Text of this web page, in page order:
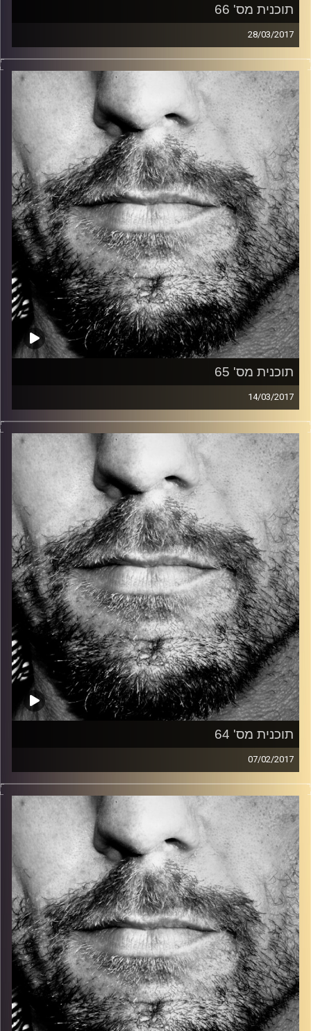
תוכנית מס' 66
28/03/2017
זיפים, מוזיקה מחוספסת של הופעות חיות. הרבה ג'אם, רוק,
בלוז, bluegrass, ג'אז, Fאנק, פרוגרסיב ואפילו אלקטרוניקה.
כל מה שחי, אמיתי ונושם.
עם שמוליק רגב.
קרדיט תמונות: David Goehring
תוכנית מס' 65
14/03/2017
זיפים, מוזיקה מחוספסת של הופעות חיות. הרבה ג'אם, רוק,
בלוז, bluegrass, ג'אז, Fאנק, פרוגרסיב ואפילו אלקטרוניקה.
כל מה שחי, אמיתי ונושם.
עם שמוליק רגב.
קרדיט תמונות: David Goehring
תוכנית מס' 64
07/02/2017
זיפים, מוזיקה מחוספסת של הופעות חיות. הרבה ג'אם, רוק,
בלוז, bluegrass, ג'אז, Fאנק, פרוגרסיב ואפילו אלקטרוניקה.
כל מה שחי, אמיתי ונושם.
עם שמוליק רגב.
קרדיט תמונות: David Goehring